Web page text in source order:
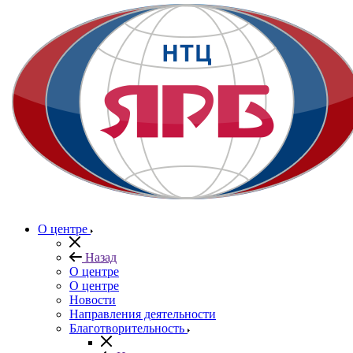
О центре
Назад
О центре
О центре
Новости
Направления деятельности
Благотворительность